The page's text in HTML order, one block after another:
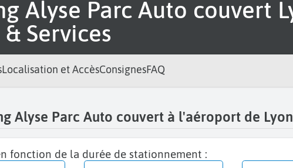
Services
Localisation et AccèsConsignesFAQ
Alyse Parc Auto couvert à l'aéroport de Lyon
fonction de la durée de stationnement :